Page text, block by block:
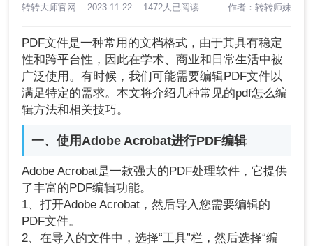
转转大师官网 2023-11-22 1472人已阅读 作者：转转师妹
PDF文件是一种常用的文档格式，由于其具有稳定
性和跨平台性，因此在学术、商业和日常生活中被
广泛使用。有时候，我们可能需要编辑PDF文件以
满足特定的需求。本文将介绍几种常见的pdf怎么编
辑方法和相关技巧。
一、使用Adobe Acrobat进行PDF编辑
Adobe Acrobat是一款强大的PDF处理软件，它提供
了丰富的PDF编辑功能。
1、打开Adobe Acrobat，然后导入您需要编辑的
PDF文件。
2、在导入的文件中，选择“工具”栏，然后选择“编